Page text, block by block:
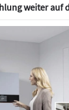
weiter auf